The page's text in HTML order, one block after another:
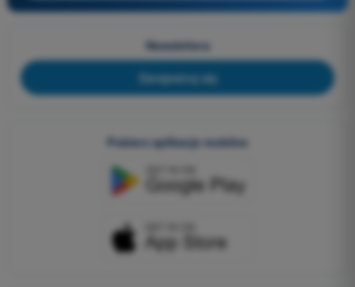
Newslettera
Zarejestruj się
Pobierz aplikacje mobilne